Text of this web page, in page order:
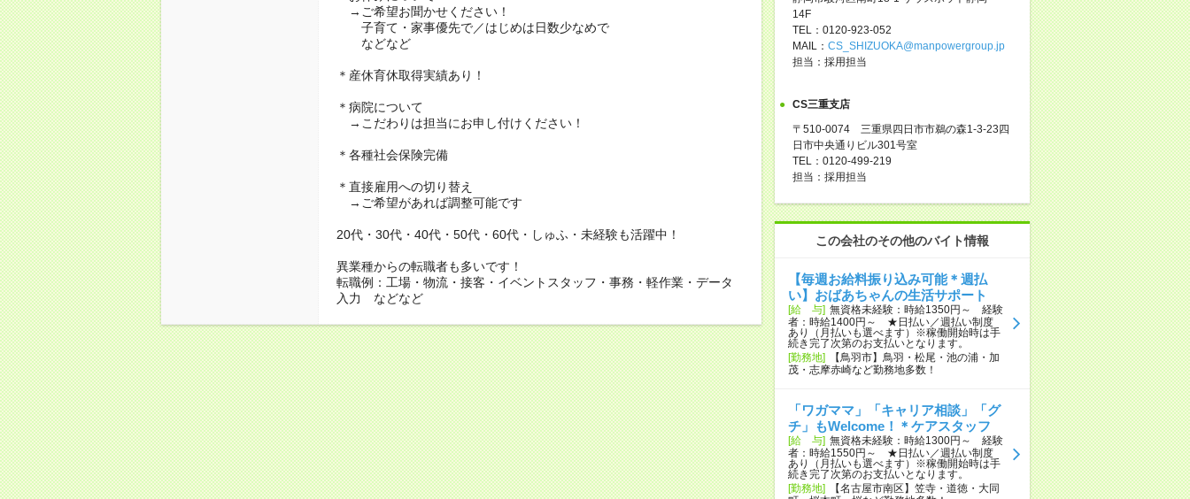
→ご希望お聞かせください！
子育て・家事優先で／はじめは日数少なめで
などなど
＊産休育休取得実績あり！
＊病院について
→こだわりは担当にお申し付けください！
＊各種社会保険完備
＊直接雇用への切り替え
→ご希望があれば調整可能です
20代・30代・40代・50代・60代・しゅふ・未経験も活躍中！
異業種からの転職者も多いです！
転職例：工場・物流・接客・イベントスタッフ・事務・軽作業・データ
入力 などなど
14F
TEL：0120-923-052
MAIL： CS_SHIZUOKA@manpowergroup.jp
担当：採用担当
CS三重支店
〒510-0074 三重県四日市市鵜の森1-3-23四
日市中央通りビル301号室
TEL：0120-499-219
担当：採用担当
この会社のその他のバイト情報
【毎週お給料振り込み可能＊週払
い】おばあちゃんの生活サポート
[給 与] 無資格未経験：時給1350円～ 経験
者：時給1400円～ ★日払い／週払い制度
あり（月払いも選べます）※稼働開始時は手
続き完了次第のお支払いとなります。
[勤務地]
【鳥羽市】鳥羽・松尾・池の浦・加
茂・志摩赤崎など勤務地多数！
「ワガママ」「キャリア相談」「グ
チ」もWelcome！＊ケアスタッフ
[給 与] 無資格未経験：時給1300円～ 経験
者：時給1550円～ ★日払い／週払い制度
あり（月払いも選べます）※稼働開始時は手
続き完了次第のお支払いとなります。
[勤務地]
【名古屋市南区】笠寺・道徳・大同